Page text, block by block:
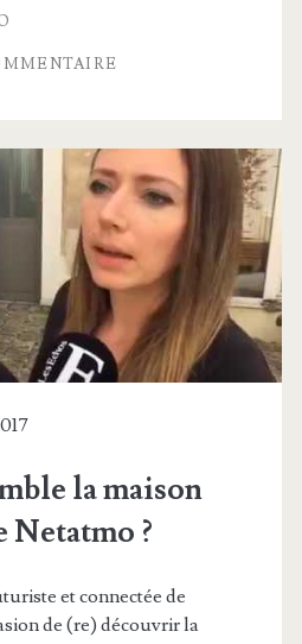
la maison
Netatmo ?
et connectée de
de (re) découvrir la